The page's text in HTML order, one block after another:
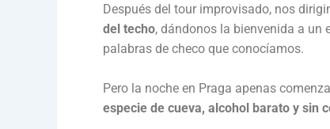
Después del tour improvisado, nos
del techo, dándonos la bienvenida a un
palabras de checo que conocíamos.
Pero la noche en Praga apenas
especie de cueva, alcohol barato y sin